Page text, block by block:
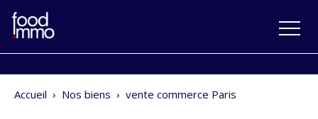
Accueil › Nos biens › vente commerce Paris